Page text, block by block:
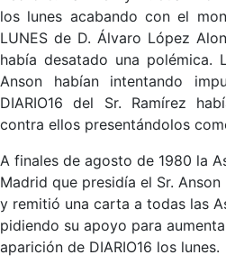
los lunes acabando con el
LUNES de D. Álvaro López
había desatado una polémica.
Anson habían intentando
DIARIO16 del Sr. Ramírez
contra ellos presentándolos
A finales de agosto de 1980 la
Madrid que presidía el Sr.
y remitió una carta a todas las
pidiendo su apoyo para
aparición de DIARIO16 los lunes.